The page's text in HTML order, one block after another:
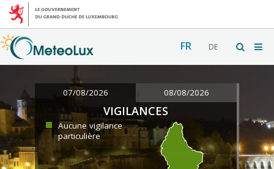
FR DE
07/08/2026 08/08/2026
VIGILANCES
Aucune vigilance
particulière